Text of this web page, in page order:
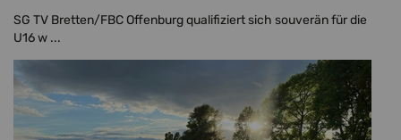
SG TV Bretten/FBC Offenburg qualifiziert sich souverän für die
U16 w ...